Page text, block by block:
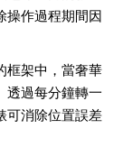
操作過程期間因
框架中，當奢華
透過每分鐘轉一
可消除位置誤差